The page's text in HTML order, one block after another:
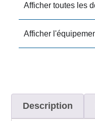
Afficher toutes les
Afficher
Description